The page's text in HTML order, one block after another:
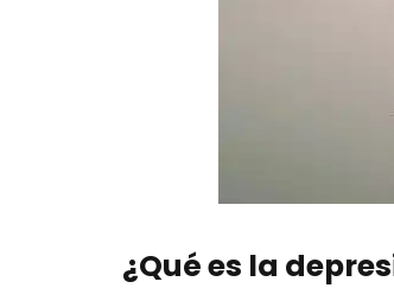
¿Qué es la